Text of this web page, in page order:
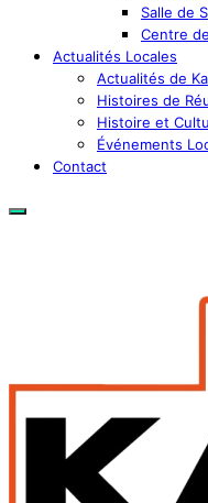
Salle de
Centre
Actualités Locales
Actualités de
Histoires de
Histoire et
Événements
Contact